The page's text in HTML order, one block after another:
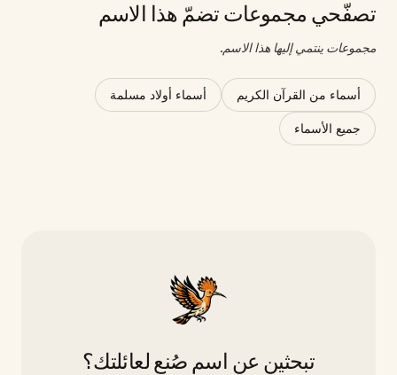
تصفّحي مجموعات تضمّ هذا الاسم
مجموعات ينتمي إليها هذا الاسم.
أسماء من القرآن الكريم أسماء أولاد مسلمة
جميع الأسماء
تبحثين عن اسمٍ صُنع لعائلتك؟